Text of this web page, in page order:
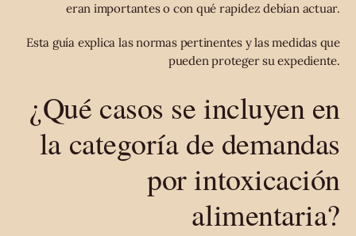
eran importantes o con qué rapidez debían actuar.
Esta guía explica las normas pertinentes y las medidas que
pueden proteger su expediente.
¿Qué casos se incluyen en
la categoría de demandas
por intoxicación
alimentaria?